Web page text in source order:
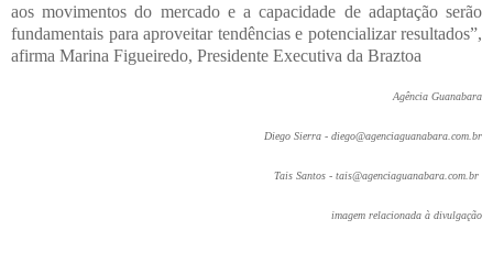
aos movimentos do mercado e a capacidade de adaptação serão
fundamentais para aproveitar tendências e potencializar resultados”,
afirma Marina Figueiredo, Presidente Executiva da Braztoa
Agência Guanabara
Diego Sierra - diego@agenciaguanabara.com.br
Tais Santos - tais@agenciaguanabara.com.br
imagem relacionada à divulgação